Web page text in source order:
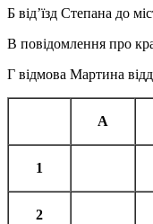
Б від’їзд Степана до
В повідомлення про
Г відмова Мартина
А
1
2